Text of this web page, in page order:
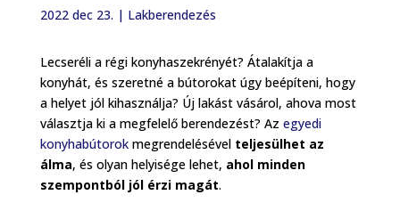
2022 dec 23. | Lakberendezés
Lecseréli a régi konyhaszekrényét? Átalakítja a
konyhát, és szeretné a bútorokat úgy beépíteni, hogy
a helyet jól kihasználja? Új lakást vásárol, ahova most
választja ki a megfelelő berendezést? Az egyedi
konyhabútorokmegrendelésévelteljesülhet az
álma, és olyan helyisége lehet, ahol minden
szempontból jól érzi magát.